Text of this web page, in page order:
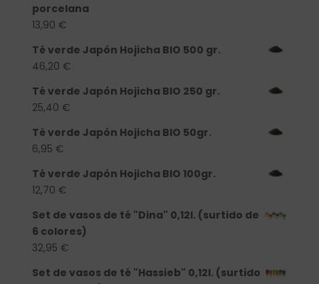
porcelana
13,90 €
Té verde Japón Hojicha BIO 500 gr.
46,20 €
Té verde Japón Hojicha BIO 250 gr.
25,40 €
Té verde Japón Hojicha BIO 50gr.
6,95 €
Té verde Japón Hojicha BIO 100gr.
12,70 €
Set de vasos de té "Dina" 0,12l. (surtido de
6 colores)
32,95 €
Set de vasos de té "Hassieb" 0,12l. (surtido